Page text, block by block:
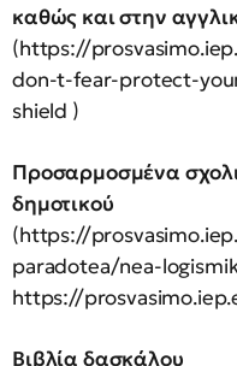
καθώς και στην
(https://
don-t-fear-protect-
shield )
Προσαρμοσμένα
δημοτικού
(https://
paradotea/nea-
https://
Βιβλία δασκάλου